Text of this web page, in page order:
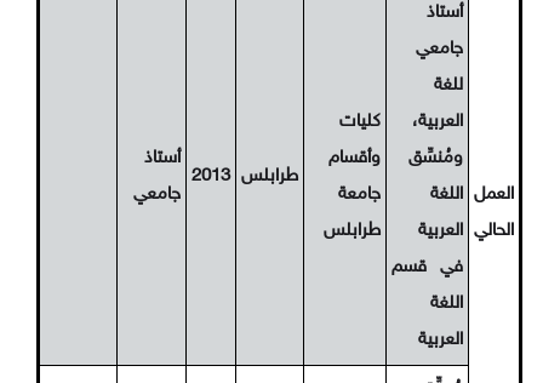
العمل
الحالي
أستاذ
جامعي
للغة
العربية،
ومُنسِّق
اللغة
العربية
في قسم
اللغة
العربية
كليات
وأقسام
جامعة
طرابلس
طرابلس 2013
أستاذ
جامعي